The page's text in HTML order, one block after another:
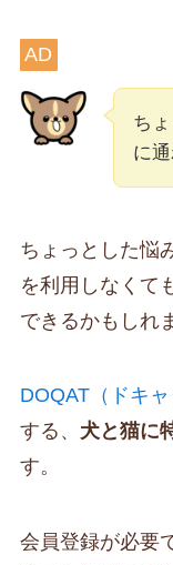
AD
ち
に
ちょっとした悩
を利用しなくて
できるかもしれ
DOQAT（ドキャ
する、 犬と猫に
す。
会員登録が必要